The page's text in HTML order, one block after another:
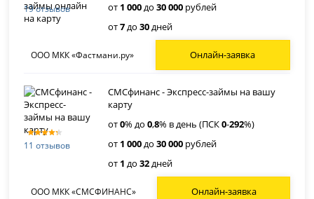
19 отзывов
от 1 000до30 000 рублей
от7до30дней
ООО МКК «Фастмани.ру» Онлайн-заявка
11 отзывов
СМСфинанс - Экспресс-займы на вашу
карту
от0% до0,8% в день (ПСК0-292%)
от 1 000до30 000 рублей
от 1 до32дней
ООО МКК «СМСФИНАНС» Онлайн-заявка